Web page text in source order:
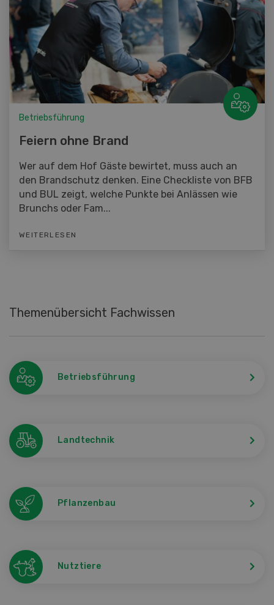
Betriebsführung
Feiern ohne Brand
Wer auf dem Hof Gäste bewirtet, muss auch an
den Brandschutz denken. Eine Checkliste von BFB
und BUL zeigt, welche Punkte bei Anlässen wie
Brunchs oder Fam...
WEITERLESEN
Themenübersicht Fachwissen
Betriebsführung
Landtechnik
Pflanzenbau
Nutztiere